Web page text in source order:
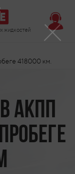
жидкостей
418000 км.
АКПП
×